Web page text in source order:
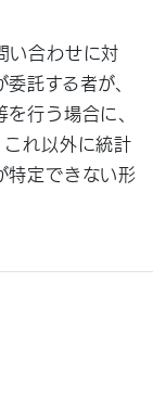
い合わせに対
託する者が、
行う場合に、
れ以外に統計
特定できない形